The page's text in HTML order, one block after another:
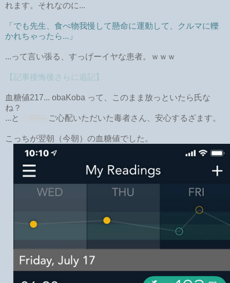
れます。それなのに...
「でも先生、食べ物我慢して懸命に運動して、クルマに轢
かれちゃったら...」
...って言い張る、すっげーイヤな患者。ｗｗｗ
【記事後悔後さらに追記】
血糖値217... obaKoba って、このまま放っといたら氏な
ね？
...と
ご心配いただいた毒者さん、安心するざます。
こっちが翌朝（今朝）の血糖値でした。